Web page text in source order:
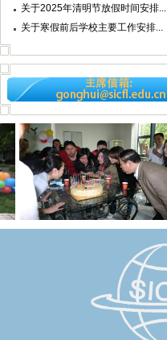
关于2025年清明节放假时间安排...
关于寒假前后学校主要工作安排...